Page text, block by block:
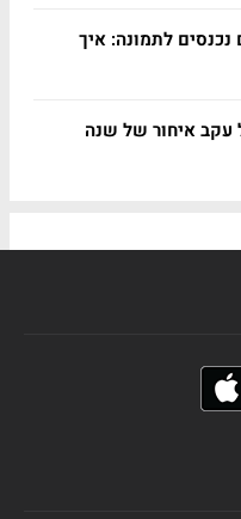
נכנסים לתמונה: איך
עקב איחור של שנה